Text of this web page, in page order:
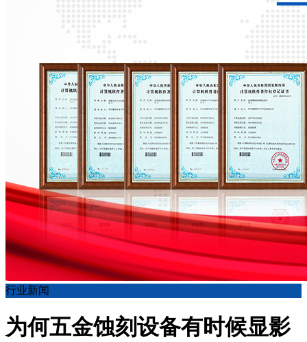
行业新闻
为何五金蚀刻设备有时候显影